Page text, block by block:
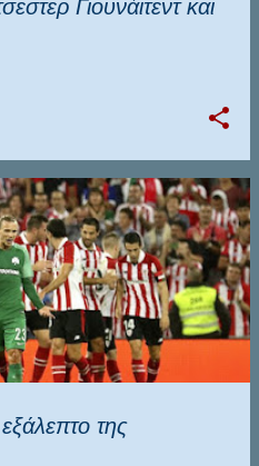
Γιουνάιτεντ και
της